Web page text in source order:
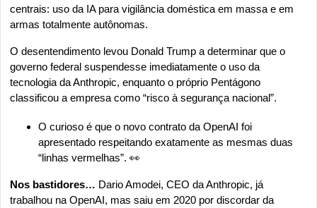
centrais: uso da IA para vigilância doméstica em massa e em
armas totalmente autônomas.
O desentendimento levou Donald Trump a determinar que o
governo federal suspendesse imediatamente o uso da
tecnologia da Anthropic, enquanto o próprio Pentágono
classificou a empresa como “risco à segurança nacional”.
O curioso é que o novo contrato da OpenAI foi
apresentado respeitando exatamente as mesmas duas
“linhas vermelhas”. 👀
Nos bastidores… Dario Amodei, CEO da Anthropic, já
trabalhou na OpenAI, mas saiu em 2020 por discordar da